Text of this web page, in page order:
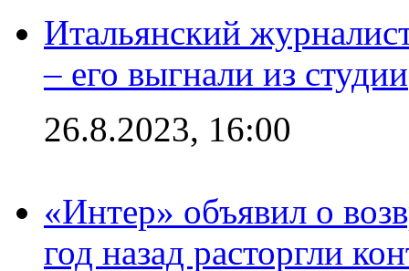
Итальянский
– его выгнали из студии
26.8.2023, 16:00
«Интер» объявил о
год назад расторгли